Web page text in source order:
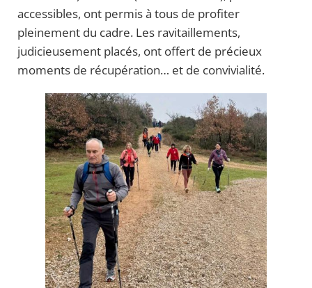
accessibles, ont permis à tous de profiter
pleinement du cadre. Les ravitaillements,
judicieusement placés, ont offert de précieux
moments de récupération… et de convivialité.